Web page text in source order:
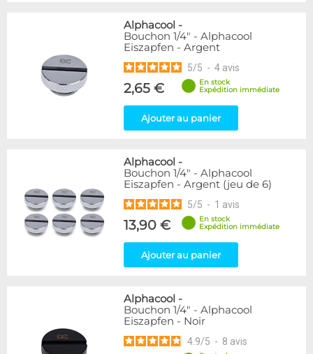
2
39
280
Forme
5
24
53
Mâle
Mâle / Femelle
120
Mâle / Mâle
44
Adaptateur
4
Alphacool -
Bouchon 1/4" - Alphacool
Eiszapfen - Argent
5/5 - 4 avis
2,65 €
En stock
Expédition immédiate
Ajouter au panier
Alphacool -
Bouchon 1/4" - Alphacool
Eiszapfen - Argent (jeu de 6)
5/5 - 1 avis
13,90 €
En stock
Expédition immédiate
Ajouter au panier
Alphacool -
Bouchon 1/4" - Alphacool
Eiszapfen - Noir
4.9/5 - 8 avis